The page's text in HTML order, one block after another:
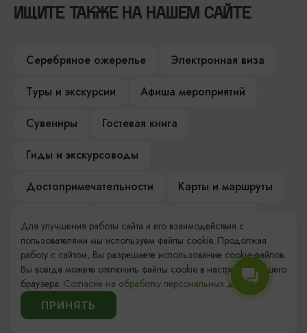
ИЩИТЕ ТАКЖЕ НА НАШЕМ САЙТЕ
Серебряное ожерелье
Электронная виза
Туры и экскурсии
Афиша мероприятий
Сувениры
Гостевая книга
Гиды и экскурсоводы
Достопримечательности
Карты и маршруты
Компас Балтийской кухни
Настоящий Калининградец
Музеи
Для улучшения работы сайта и его взаимодействия с
пользователями мы используем файлы cookie. Продолжая
работу с сайтом, Вы разрешаете использование cookie-файлов.
Вы всегда можете отключить файлы cookie в настройках Вашего
браузера. Согласие на обработку персональных данных.
ПРИНЯТЬ